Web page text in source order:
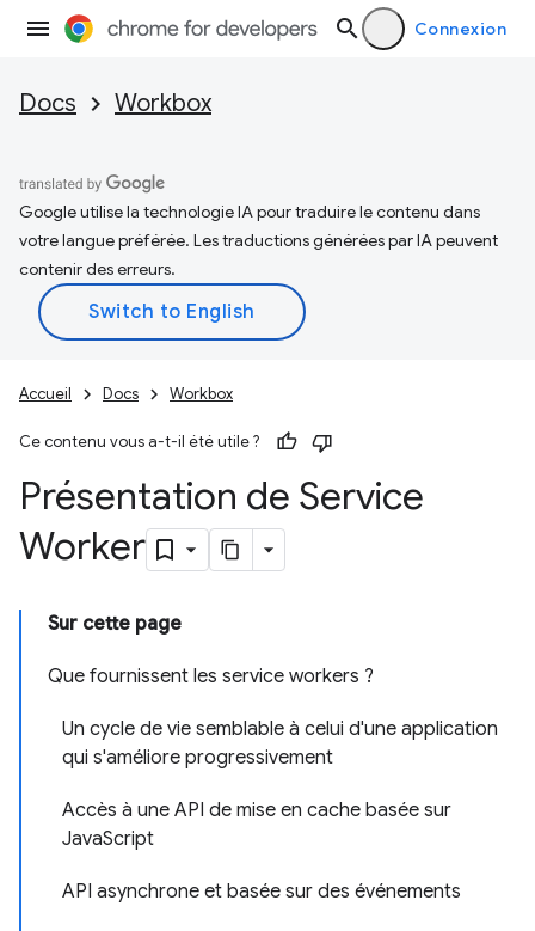
Connexion
Docs Workbox
Google utilise la technologie IA pour traduire le contenu dans
votre langue préférée. Les traductions générées par IA peuvent
contenir des erreurs.
Accueil Docs Workbox
Ce contenu vous a-t-il été utile ?
Présentation de Service
Worker
Sur cette page
Que fournissent les service workers ?
Un cycle de vie semblable à celui d'une application
qui s'améliore progressivement
Accès à une API de mise en cache basée sur
JavaScript
API asynchrone et basée sur des événements